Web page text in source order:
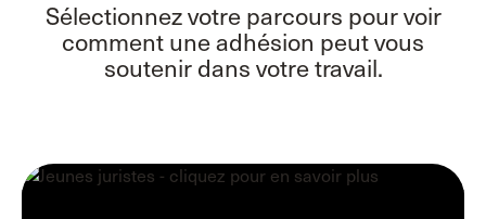
Sélectionnez votre parcours pour voir
comment une adhésion peut vous
soutenir dans votre travail.